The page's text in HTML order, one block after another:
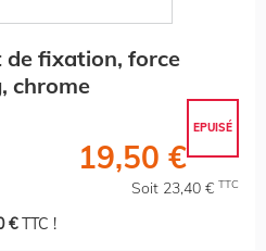
de fixation, force
chrome
EPUISÉ
19,50 €
Soit 23,40 € TTC
€TTC !